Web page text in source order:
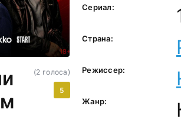
(2 голоса)
5
Сериал:
Страна:
Режиссер:
Жанр: